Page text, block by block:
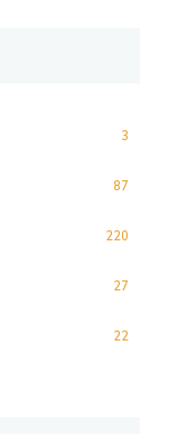
3
87
220
27
22